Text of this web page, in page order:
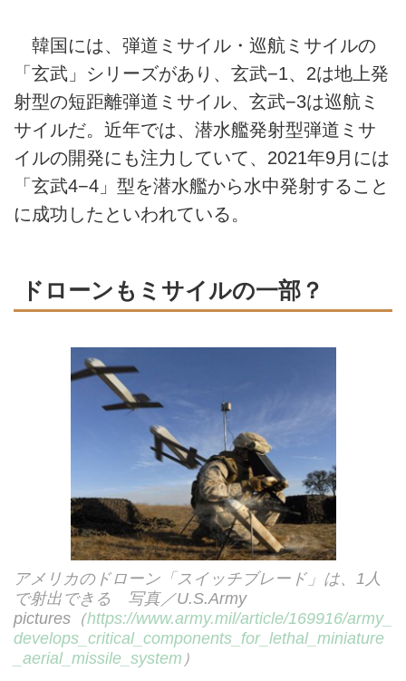
韓国には、弾道ミサイル・巡航ミサイルの
「玄武」シリーズがあり、玄武−1、2は地上発
射型の短距離弾道ミサイル、玄武−3は巡航ミ
サイルだ。近年では、潜水艦発射型弾道ミサ
イルの開発にも注力していて、2021年9月には
「玄武4−4」型を潜水艦から水中発射すること
に成功したといわれている。
ドローンもミサイルの一部？
アメリカのドローン「スイッチブレード」は、1人
で射出できる 写真／U.S.Army
pictures（https://www.army.mil/article/169916/army_
develops_critical_components_for_lethal_miniature
_aerial_missile_system ）